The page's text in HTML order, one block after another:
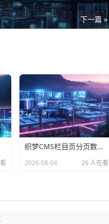
下一篇 »
织梦CMS栏目页分页数量闹脾气？别慌，这份避坑指南请收好
2026-08-04 26 人在看